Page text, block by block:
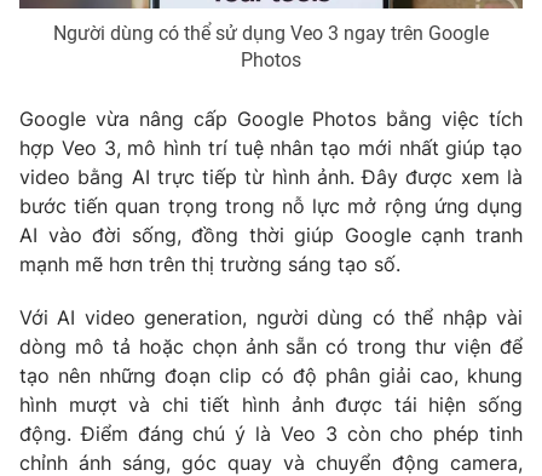
Chất lượng cuộc sống
Tuyển sinh
Công nghệ
Sản phẩm
Thị trường
Tư vấn
Giao lưu trực tuyến
Lịch phát sóng
Chuyên mục khác
Emagazine Podcast
Photo Infographic
Video Shorts video
Người dùng có thể sử dụng Veo 3 ngay trên Google
Photos
Google vừa nâng cấp Google Photos bằng việc tích
hợp Veo 3, mô hình trí tuệ nhân tạo mới nhất giúp tạo
video bằng AI trực tiếp từ hình ảnh. Đây được xem là
bước tiến quan trọng trong nỗ lực mở rộng ứng dụng
AI vào đời sống, đồng thời giúp Google cạnh tranh
mạnh mẽ hơn trên thị trường sáng tạo số.
Với AI video generation, người dùng có thể nhập vài
dòng mô tả hoặc chọn ảnh sẵn có trong thư viện để
tạo nên những đoạn clip có độ phân giải cao, khung
hình mượt và chi tiết hình ảnh được tái hiện sống
động. Điểm đáng chú ý là Veo 3 còn cho phép tinh
chỉnh ánh sáng, góc quay và chuyển động camera,